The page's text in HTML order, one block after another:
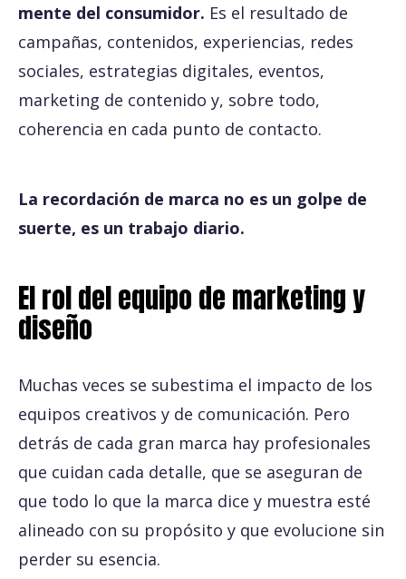
mente del consumidor. Es el resultado de
campañas, contenidos, experiencias, redes
sociales, estrategias digitales, eventos,
marketing de contenido y, sobre todo,
coherencia en cada punto de contacto.
La recordación de marca no es un golpe de
suerte, es un trabajo diario.
El rol del equipo de marketing y
diseño
Muchas veces se subestima el impacto de los
equipos creativos y de comunicación. Pero
detrás de cada gran marca hay profesionales
que cuidan cada detalle, que se aseguran de
que todo lo que la marca dice y muestra esté
alineado con su propósito y que evolucione sin
perder su esencia.